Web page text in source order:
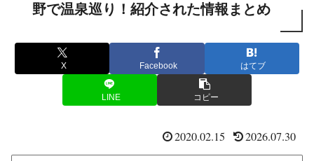
野で温泉巡り！紹介された情報まとめ
X Facebook はてブ
LINE コピー
2020.02.15 2026.07.30